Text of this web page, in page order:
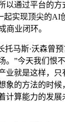
以通过平台的方
起实现顶尖的AI
商业闭环。
马斯·沃森曾预
。”今天我们恨
业就是这样，只
象的方法的时
计算能力的发